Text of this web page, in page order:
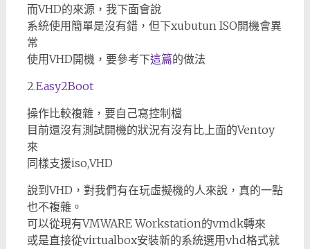
而VHD的來源，我下面會說
系統使用簡單是沒有錯，但下xubutun ISO開機會異
常
使用VHD開機，要參考下這篇的做法
2.Easy2Boot
操作比較複雜，要自己寫控制檔
目前還沒有測試開機的狀況有沒有比上面的Ventoy
來
同樣支援iso,VHD
說到VHD，對我們有在玩虛擬機的人來說，真的一點
也不複雜。
可以從現有VMWARE Workstation的vmdk轉來
或是直接從virtualbox安裝新的系統選用vhd格式就